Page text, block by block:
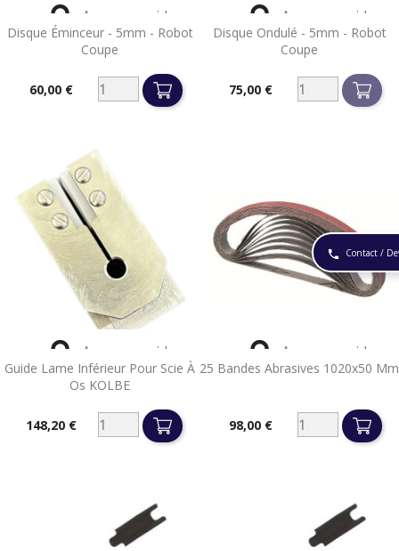
phone Contact /
Disque Éminceur - 5mm - Robot
Coupe
60,00 €
 Aperçu rapide
Disque Ondulé - 5mm - Robot
Coupe
75,00 €
 Aperçu rapide
Guide Lame Inférieur Pour Scie À
Os KOLBE
148,20 €
 Aperçu rapide
25 Bandes Abrasives 1020x50 Mm
98,00 €
 Aperçu rapide